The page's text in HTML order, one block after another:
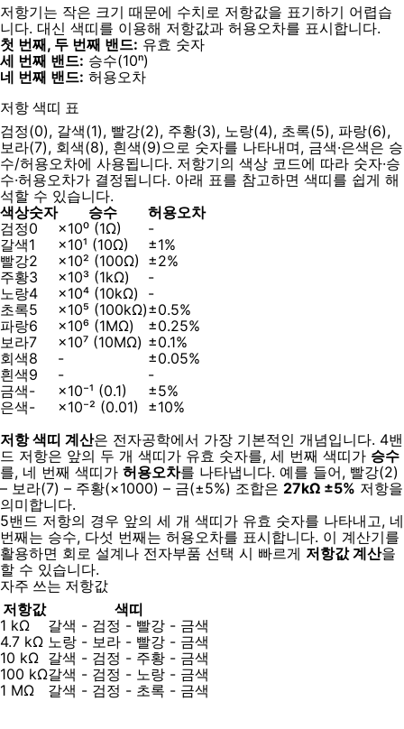
저항기는 작은 크기 때문에 수치로 저항값을 표기하기 어렵습
니다. 대신 색띠를 이용해 저항값과 허용오차를 표시합니다.
첫 번째, 두 번째 밴드: 유효 숫자
세 번째 밴드: 승수(10ⁿ)
네 번째 밴드: 허용오차
저항 색띠 표
검정(0), 갈색(1), 빨강(2), 주황(3), 노랑(4), 초록(5), 파랑(6),
보라(7), 회색(8), 흰색(9)으로 숫자를 나타내며, 금색·은색은 승
수/허용오차에 사용됩니다. 저항기의 색상 코드에 따라 숫자·승
수·허용오차가 결정됩니다. 아래 표를 참고하면 색띠를 쉽게 해
석할 수 있습니다.
색상숫자 승수
허용오차
검정0 ×10⁰ (1Ω)
-
갈색1 ×10¹ (10Ω)
±1%
빨강2 ×10² (100Ω) ±2%
주황3 ×10³ (1kΩ)
-
노랑4 ×10⁴ (10kΩ)
-
초록5 ×10⁵ (100kΩ)±0.5%
파랑6 ×10⁶ (1MΩ)
±0.25%
보라7 ×10⁷ (10MΩ) ±0.1%
회색8 -
±0.05%
흰색9 -
-
금색- ×10⁻¹ (0.1)
±5%
은색- ×10⁻² (0.01)
±10%
저항 색띠 계산은 전자공학에서 가장 기본적인 개념입니다. 4밴
드 저항은 앞의 두 개 색띠가 유효 숫자를, 세 번째 색띠가 승수
를, 네 번째 색띠가 허용오차를 나타냅니다. 예를 들어, 빨강(2)
– 보라(7) – 주황(×1000) – 금(±5%) 조합은 27kΩ ±5% 저항을
의미합니다.
5밴드 저항의 경우 앞의 세 개 색띠가 유효 숫자를 나타내고, 네
번째는 승수, 다섯 번째는 허용오차를 표시합니다. 이 계산기를
활용하면 회로 설계나 전자부품 선택 시 빠르게 저항값 계산을
할 수 있습니다.
자주 쓰는 저항값
저항값
색띠
1 kΩ
갈색 - 검정 - 빨강 - 금색
4.7 kΩ 노랑 - 보라 - 빨강 - 금색
10 kΩ 갈색 - 검정 - 주황 - 금색
100 kΩ갈색 - 검정 - 노랑 - 금색
1 MΩ
갈색 - 검정 - 초록 - 금색